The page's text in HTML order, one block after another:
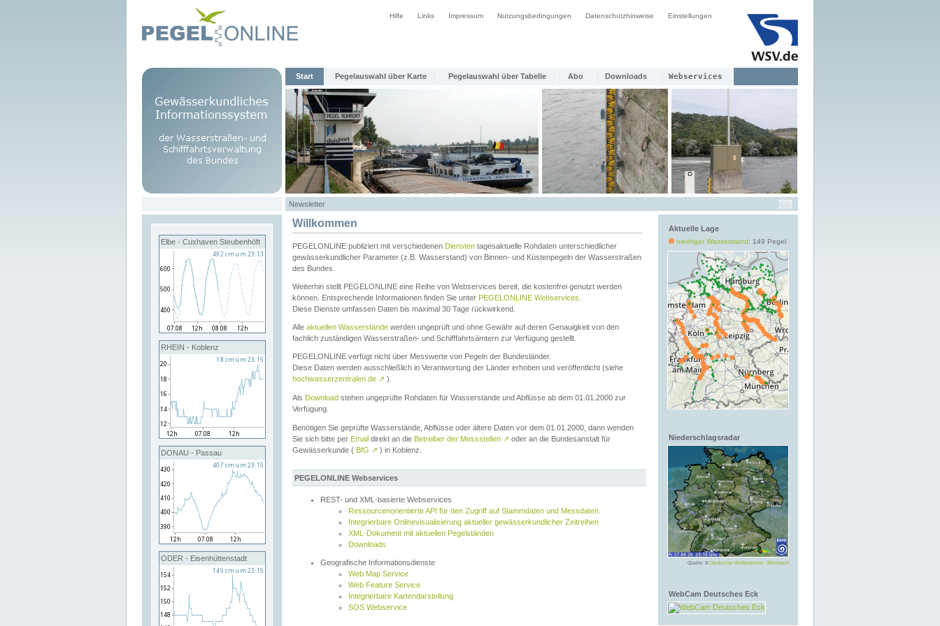
Hilfe Links Impressum Nutzungsbedingungen Datenschutzhinweise Einstellungen
Start Pegelauswahl über Karte Pegelauswahl über Tabelle Abo Downloads Webservices
Newsletter
Elbe - Cuxhaven Steubenhöft
RHEIN - Koblenz
DONAU - Passau
ODER - Eisenhüttenstadt
Aktuelle Lage
niedriger Wasserstand: 149 Pegel
Niederschlagsradar
Quelle: © Deutscher Wetterdienst, Offenbach
WebCam Deutsches Eck
Willkommen
PEGELONLINE publiziert mit verschiedenen Diensten tagesaktuelle Rohdaten unterschiedlicher
gewässerkundlicher Parameter (z.B. Wasserstand) von Binnen- und Küstenpegeln der Wasserstraßen
des Bundes.
Weiterhin stellt PEGELONLINE eine Reihe von Webservices bereit, die kostenfrei genutzt werden
können. Entsprechende Informationen finden Sie unter PEGELONLINE Webservices
Diese Dienste umfassen Daten bis maximal 30 Tage rückwirkend.
Alle aktuellen Wasserstände werden ungeprüft und ohne Gewähr auf deren Genauigkeit von den
fachlich zuständigen Wasserstraßen- und Schifffahrtsämtern zur Verfügung gestellt.
PEGELONLINE verfügt nicht über Messwerte von Pegeln der Bundesländer.
Diese Daten werden ausschließlich in Verantwortung der Länder erhoben und veröffentlicht (siehe
hochwasserzentralen.de ↗ ).
Als Download stehen ungeprüfte Rohdaten für Wasserstände und Abflüsse ab dem 01.01.2000 zur
Verfügung.
Benötigen Sie geprüfte Wasserstände, Abflüsse oder ältere Daten vor dem 01.01.2000, dann wenden
Sie sich bitte per Email direkt an die Betreiber der Messstellen ↗ oder an die Bundesanstalt für
Gewässerkunde ( BfG ↗ ) in Koblenz.
PEGELONLINE Webservices
REST- und XML-basierte Webservices
Ressourcenorientierte API für den Zugriff auf Stammdaten und Messdaten.
Integrierbare Onlinevisualisierung aktueller gewässerkundlicher Zeitreihen
XML-Dokument mit aktuellen Pegelständen
Downloads
Geografische Informationsdienste
Web Map Service
Web Feature Service
Integrierbare Kartendarstellung
SOS Webservice